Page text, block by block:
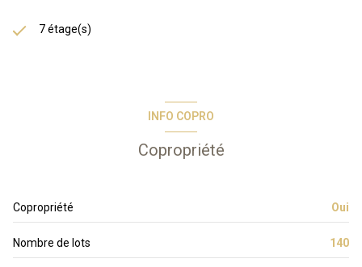
7 étage(s)
INFO COPRO
Copropriété
Copropriété Oui
Nombre de lots 140